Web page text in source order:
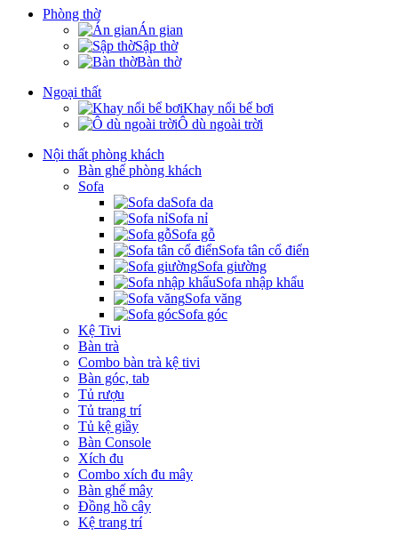
Phòng thờ
Án gian
Sập thờ
Bàn thờ
Ngoại thất
Khay nổi bể bơi
Ô dù ngoài trời
Nội thất phòng khách
Bàn ghế phòng khách
Sofa
Sofa da
Sofa nỉ
Sofa gỗ
Sofa tân cổ điển
Sofa giường
Sofa nhập khẩu
Sofa văng
Sofa góc
Kệ Tivi
Bàn trà
Combo bàn trà kệ tivi
Bàn góc, tab
Tủ rượu
Tủ trang trí
Tủ kệ giầy
Bàn Console
Xích đu
Combo xích đu mây
Bàn ghế mây
Đồng hồ cây
Kệ trang trí